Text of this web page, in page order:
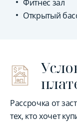
Фитнес зал
Открытый
Рассрочка от
тех, кто хочет